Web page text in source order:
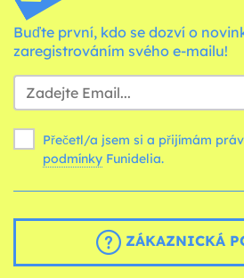
Buďte první, kdo se dozví o
zaregistrováním svého e-mailu!
Přečetl/a jsem si a přijímám
podmínky Funidelia.
ZÁKAZNICKÁ